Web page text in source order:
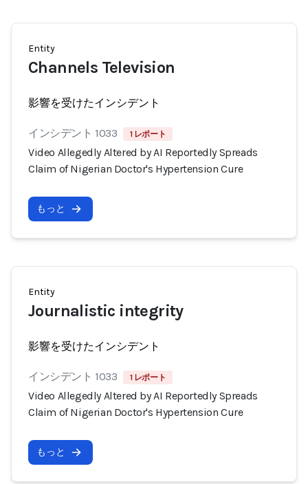
Entity
Channels Television
影響を受けたインシデント
インシデント 1033 1 レポート
Video Allegedly Altered by AI Reportedly Spreads
Claim of Nigerian Doctor's Hypertension Cure
もっと
Entity
Journalistic integrity
影響を受けたインシデント
インシデント 1033 1 レポート
Video Allegedly Altered by AI Reportedly Spreads
Claim of Nigerian Doctor's Hypertension Cure
もっと